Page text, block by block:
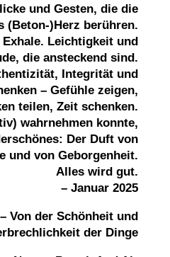
und Gesten, die die
(Beton-)Herz berühren.
Exhale. Leichtigkeit und
die ansteckend sind.
Integrität und
– Gefühle zeigen,
teilen, Zeit schenken.
wahrnehmen konnte,
Der Duft von
und von Geborgenheit.
Alles wird gut.
–Januar 2025
Von der Schönheit und
der Dinge